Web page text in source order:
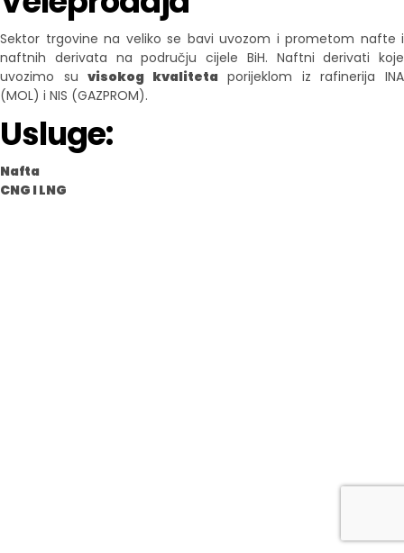
Sektor trgovine na veliko se bavi uvozom i prometom nafte i
naftnih derivata na području cijele BiH. Naftni derivati koje
uvozimo suvisokog kvalitetaporijeklom iz rafinerija INA
(MOL) i NIS (GAZPROM).
Usluge:
Nafta
CNG I LNG